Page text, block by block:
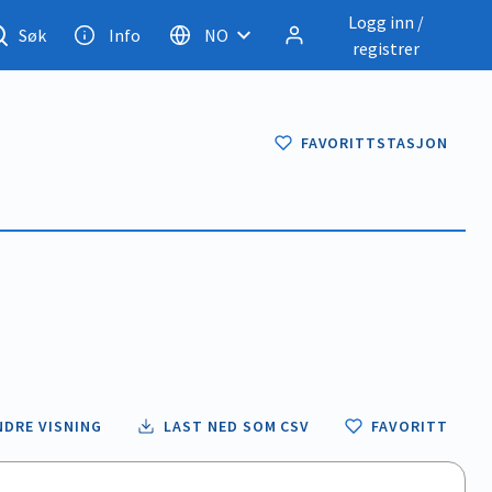
Søk Info NO
Logg inn /
registrer
FAVORITTSTASJON
VISNING LAST NED SOM CSV FAVORITT